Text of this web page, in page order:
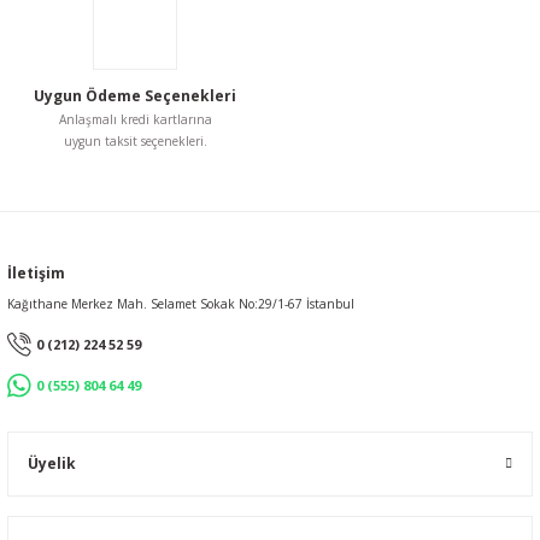
Uygun Ödeme Seçenekleri
Anlaşmalı kredi kartlarına
uygun taksit seçenekleri.
İletişim
Kağıthane Merkez Mah. Selamet Sokak No:29/1-67 İstanbul
0 (212) 224 52 59
0 (555) 804 64 49
Üyelik